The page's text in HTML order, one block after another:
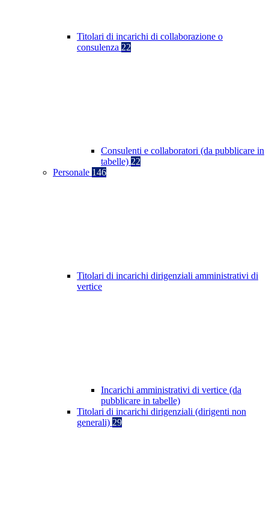
Titolari di incarichi di collaborazione o
consulenza 22
Consulenti e collaboratori (da pubblicare in
tabelle) 22
Personale 146
Titolari di incarichi dirigenziali amministrativi di
vertice
Incarichi amministrativi di vertice (da
pubblicare in tabelle)
Titolari di incarichi dirigenziali (dirigenti non
generali) 29